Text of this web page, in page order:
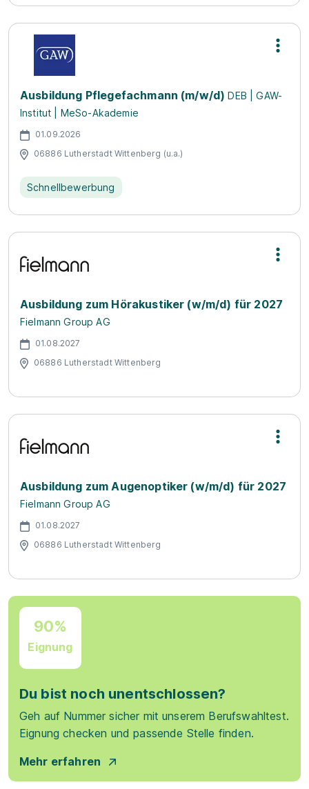
Ausbildung Pflegefachmann (m/w/d) DEB | GAW-
Institut | MeSo-Akademie
01.09.2026
06886 Lutherstadt Wittenberg (u.a.)
Schnellbewerbung
Ausbildung zum Hörakustiker (w/m/d) für 2027
Fielmann Group AG
01.08.2027
06886 Lutherstadt Wittenberg
Ausbildung zum Augenoptiker (w/m/d) für 2027
Fielmann Group AG
01.08.2027
06886 Lutherstadt Wittenberg
90%
Eignung
Du bist noch unentschlossen?
Geh auf Nummer sicher mit unserem Berufswahltest.
Eignung checken und passende Stelle finden.
Mehr erfahren